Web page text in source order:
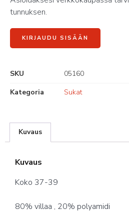
tunnuksen.
KIRJAUDU SISÄÄN
SKU
05160
Kategoria
Sukat
Kuvaus
Kuvaus
Koko 37-39
80% villaa , 20% polyamidi